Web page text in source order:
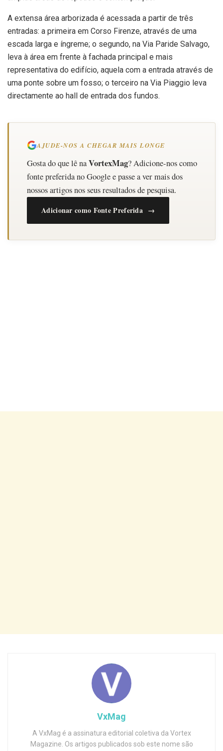
A extensa área arborizada é acessada a partir de três
entradas: a primeira em Corso Firenze, através de uma
escada larga e íngreme; o segundo, na Via Paride Salvago,
leva à área em frente à fachada principal e mais
representativa do edifício, aquela com a entrada através de
uma ponte sobre um fosso; o terceiro na Via Piaggio leva
directamente ao hall de entrada dos fundos.
AJUDE-NOS A CHEGAR MAIS LONGE
Gosta do que lê naVortexMag? Adicione-nos como
fonte preferida no Google e passe a ver mais dos
nossos artigos nos seus resultados de pesquisa.
Adicionar como Fonte Preferida →
VxMag
A VxMag é a assinatura editorial coletiva da Vortex
Magazine. Os artigos publicados sob este nome são